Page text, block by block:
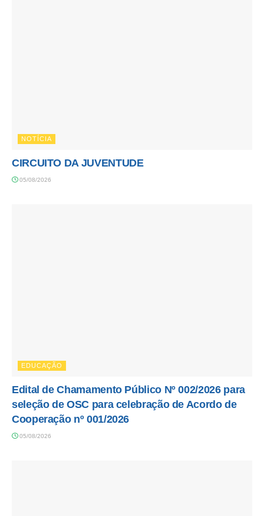
NOTÍCIA
CIRCUITO DA JUVENTUDE
05/08/2026
EDUCAÇÃO
Edital de Chamamento Público Nº 002/2026 para
seleção de OSC para celebração de Acordo de
Cooperação nº 001/2026
05/08/2026